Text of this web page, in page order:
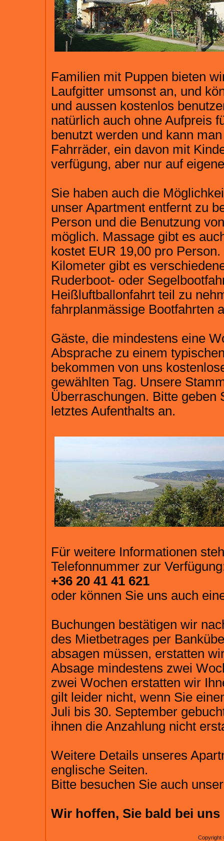
Familien mit Puppen bieten
Laufgitter umsonst an, und
und aussen kostenlos
natürlich auch ohne Aufpreis
benutzt werden und kann
Fahrräder, ein davon mit
verfügung, aber nur auf
Sie haben auch die
unser Apartment entfernt zu
Person und die Benutzung
möglich. Massage gibt es
kostet EUR 19,00 pro
Kilometer gibt es
Ruderboot- oder
Heißluftballonfahrt teil zu
fahrplanmässige Bootfahrten
Gäste, die mindestens eine
Absprache zu einem
bekommen von uns
gewählten Tag. Unsere
Überraschungen. Bitte geben
letztes Aufenthalts an.
Für weitere Informationen
Telefonnummer zur
+36 20 41 41 621
oder können Sie uns auch
Buchungen bestätigen wir
des Mietbetrages per
absagen müssen, erstatten
Absage mindestens zwei
zwei Wochen erstatten wir
gilt leider nicht, wenn Sie
Juli bis 30. September
ihnen die Anzahlung nicht
Weitere Details unseres
englische Seiten.
Bitte besuchen Sie auch
Wir hoffen, Sie bald bei
Copyright